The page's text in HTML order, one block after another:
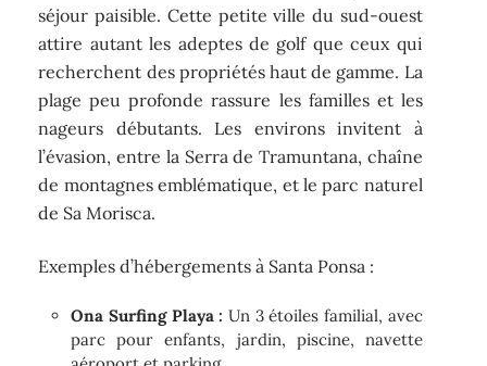
séjour paisible. Cette petite ville du sud-ouest
attire autant les adeptes de golf que ceux qui
recherchent des propriétés haut de gamme. La
plage peu profonde rassure les familles et les
nageurs débutants. Les environs invitent à
l’évasion, entre la Serra de Tramuntana, chaîne
de montagnes emblématique, et le parc naturel
de Sa Morisca.
Exemples d’hébergements à Santa Ponsa :
Ona Surfing Playa : Un 3 étoiles familial, avec
parc pour enfants, jardin, piscine, navette